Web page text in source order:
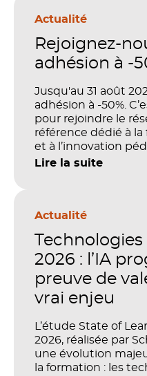
Actualité
Rejoignez-
adhésion à -
Jusqu'au 31 août
adhésion à -50%.
pour rejoindre le
référence dédié à
et à l’innovation
Lire la suite
Actualité
2026 : l’IA
preuve de
vrai enjeu
L’étude State of
2026, réalisée par
une évolution
la formation : les